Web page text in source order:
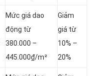
Mức giá dao
động từ
380.000 –
445.000₫/m²
Giảm
giá từ
10% –
20%